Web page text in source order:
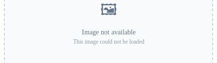
🖼️
Image not available
This image could not be loaded